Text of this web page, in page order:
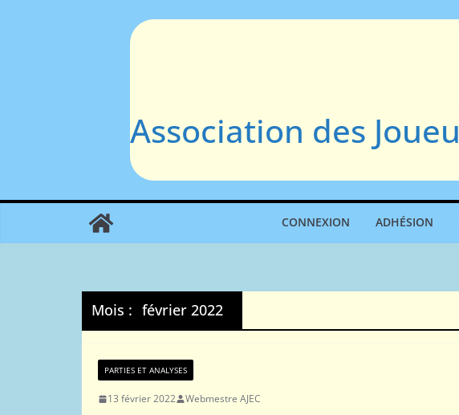
Association des
CONNEXION ADHÉSION
Mois : février 2022
PARTIES ET ANALYSES
13 février 2022 Webmestre AJEC